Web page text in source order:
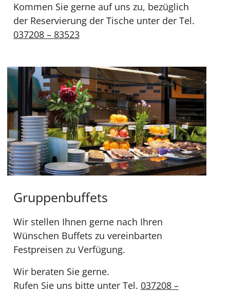
Kommen Sie gerne auf uns zu, bezüglich
der Reservierung der Tische unter der Tel.
037208 – 83523
Gruppenbuffets
Wir stellen Ihnen gerne nach Ihren
Wünschen Buffets zu vereinbarten
Festpreisen zu Verfügung.
Wir beraten Sie gerne.
Rufen Sie uns bitte unter Tel. 037208 –